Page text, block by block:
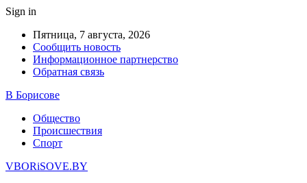
Sign in
Пятница, 7 августа, 2026
Сообщить новость
Информационное партнерство
Обратная связь
В Борисове
Общество
Происшествия
Спорт
VBORiSOVE.BY